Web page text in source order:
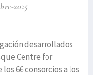
2025
desarrollados
Centre for
66 consorcios a los